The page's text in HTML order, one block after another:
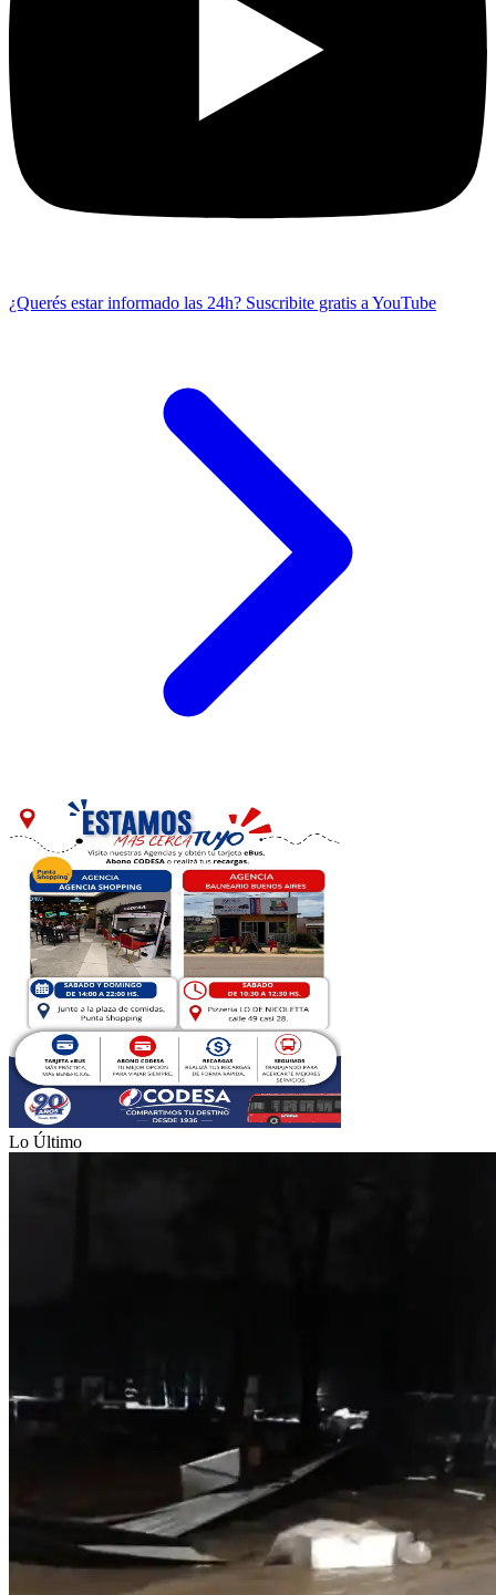
¿Querés estar informado las 24h? Suscribite gratis a YouTube
Lo Último